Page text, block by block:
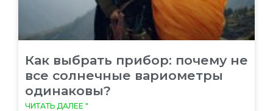
Как выбрать прибор: почему не
все солнечные вариометры
одинаковы?
ЧИТАТЬ ДАЛЕЕ "